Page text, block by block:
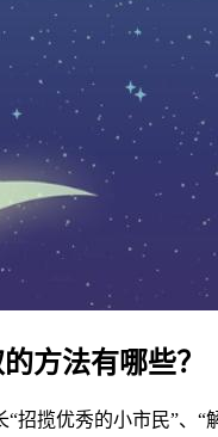
方法有哪些？
“招揽优秀的小市民”、“